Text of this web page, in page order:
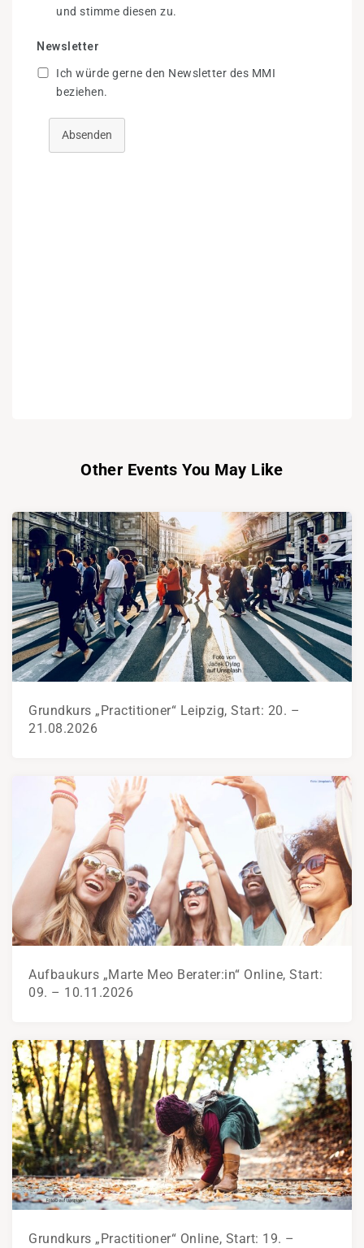
und stimme diesen zu.
Newsletter
Ich würde gerne den Newsletter des MMI
beziehen.
Absenden
Other Events You May Like
Grundkurs „Practitioner“ Leipzig, Start: 20. –
21.08.2026
Aufbaukurs „Marte Meo Berater:in“ Online, Start:
09. – 10.11.2026
Grundkurs „Practitioner“ Online, Start: 19. –